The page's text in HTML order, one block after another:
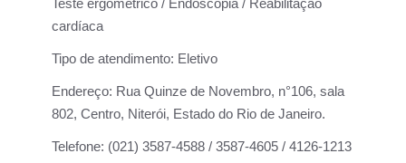
Teste ergométrico / Endoscopia / Reabilitação
cardíaca
Tipo de atendimento: Eletivo
Endereço: Rua Quinze de Novembro, n°106, sala
802, Centro, Niterói, Estado do Rio de Janeiro.
Telefone: (021) 3587-4588 / 3587-4605 / 4126-1213